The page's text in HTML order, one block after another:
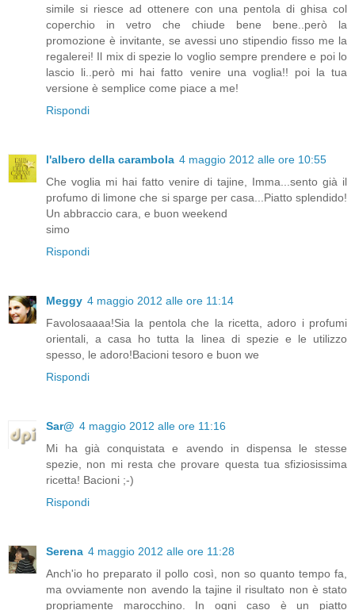
simile si riesce ad ottenere con una pentola di ghisa col
coperchio in vetro che chiude bene bene..però la
promozione è invitante, se avessi uno stipendio fisso me la
regalerei! Il mix di spezie lo voglio sempre prendere e poi lo
lascio li..però mi hai fatto venire una voglia!! poi la tua
versione è semplice come piace a me!
Rispondi
l'albero della carambola 4 maggio 2012 alle ore 10:55
Che voglia mi hai fatto venire di tajine, Imma...sento già il
profumo di limone che si sparge per casa...Piatto splendido!
Un abbraccio cara, e buon weekend
simo
Rispondi
Meggy 4 maggio 2012 alle ore 11:14
Favolosaaaa!Sia la pentola che la ricetta, adoro i profumi
orientali, a casa ho tutta la linea di spezie e le utilizzo
spesso, le adoro!Bacioni tesoro e buon we
Rispondi
Sar@ 4 maggio 2012 alle ore 11:16
Mi ha già conquistata e avendo in dispensa le stesse
spezie, non mi resta che provare questa tua sfiziosissima
ricetta! Bacioni ;-)
Rispondi
Serena 4 maggio 2012 alle ore 11:28
Anch'io ho preparato il pollo così, non so quanto tempo fa,
ma ovviamente non avendo la tajine il risultato non è stato
propriamente marocchino. In ogni caso è un piatto